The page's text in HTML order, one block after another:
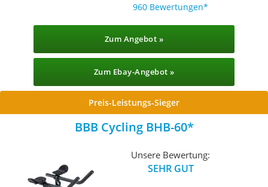
960 Bewertungen
Zum Angebot »
Zum Ebay-Angebot »
Preis-Leistungs-Sieger
BBB Cycling BHB-60
Unsere Bewertung:
SEHR GUT